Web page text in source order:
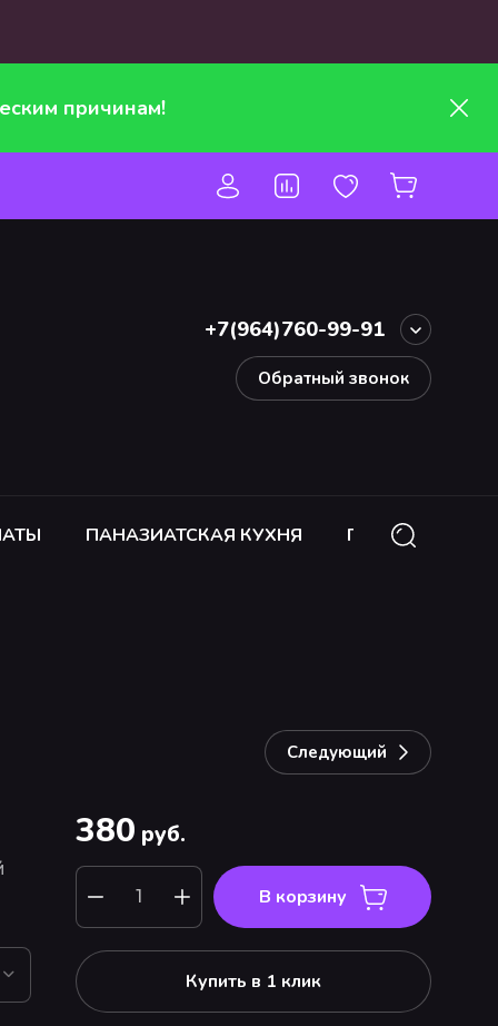
причинам!
+7(964)760-99-91
Обратный звонок
ПАНАЗИАТСКАЯ КУХНЯ ГОРЯЧИЕ
Следующий
380 руб.
В корзину
Купить в 1 клик